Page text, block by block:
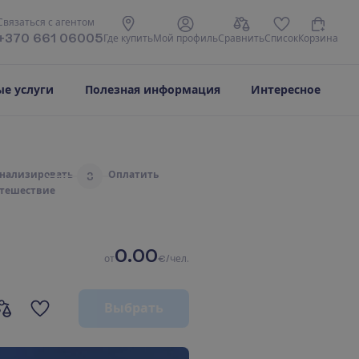
вязаться с агентом
661 06005 Где купить М ой профильСравнитьСписокКорзина
услуги Полезная информация Интересное
ализировать
ешествие
3 Оплатить
от0.00€/чел.